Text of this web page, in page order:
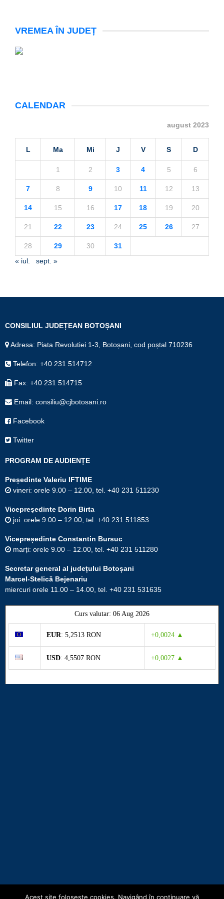
VREMEA ÎN JUDEȚ
CALENDAR
august 2023
L Ma Mi J V S D
1 2 3 4 5 6
7 8 9 10 11 12 13
14 15 16 17 18 19 20
21 22 23 24 25 26 27
28 29 30
31
« iul.
sept. »
CONSILIUL JUDEȚEAN BOTOȘANI
Adresa: Piata Revolutiei 1-3, Botoșani, cod poștal 710236
Telefon: +40 231 514712
Fax: +40 231 514715
Email: consiliu@cjbotosani.ro
Facebook
Twitter
PROGRAM DE AUDIENȚE
Președinte Valeriu IFTIME
vineri: orele 9.00 – 12.00, tel. +40 231 511230
Vicepreşedinte Dorin Birta
joi: orele 9.00 – 12.00, tel. +40 231 511853
Vicepreședinte Constantin Bursuc
marți: orele 9.00 – 12.00, tel. +40 231 511280
Secretar general al județului Botoșani
Marcel-Stelică Bejenariu
miercuri orele 11.00 – 14.00, tel. +40 231 531635
Curs valutar: 06 Aug 2026
EUR: 5,2513 RON +0,0024 ▲
USD: 4,5507 RON +0,0027 ▲
Acest site foloseşte cookies. Navigând în continuare vă